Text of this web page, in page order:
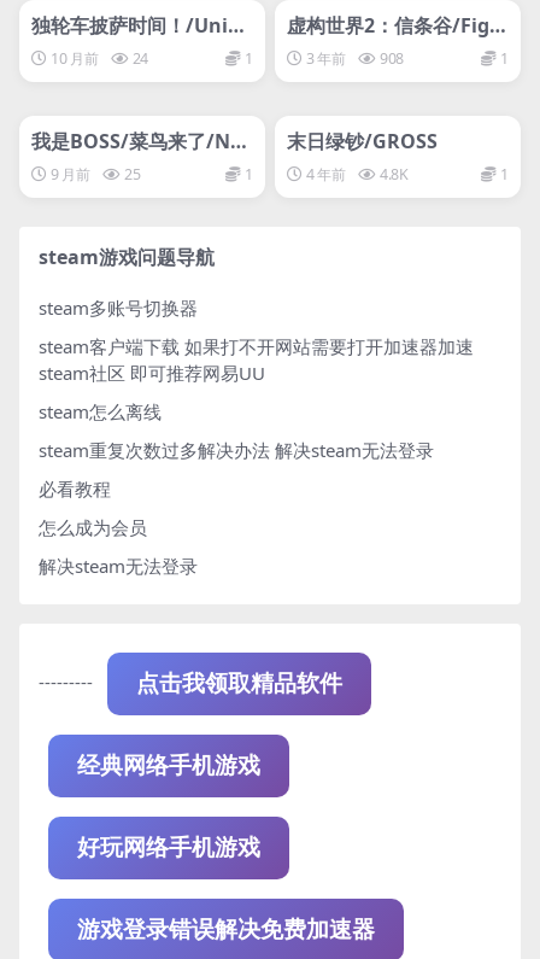
网盘下载游戏
独轮车披萨时间！/Unicy
cle Pizza Time!
10 月前 24 1
网盘下载游戏
虚构世界2：信条谷/Figm
ent 2: Creed Valley
3 年前 908 1
网盘下载游戏
我是BOSS/菜鸟来了/No
obs Are Coming
9 月前 25 1
网盘下载游戏
末日绿钞/GROSS
4 年前 4.8K 1
steam游戏问题导航
steam多账号切换器
steam客户端下载 如果打不开网站需要打开加速器加速
steam社区 即可推荐网易UU
steam怎么离线
steam重复次数过多解决办法 解决steam无法登录
必看教程
怎么成为会员
解决steam无法登录
--------- 点击我领取精品软件
经典网络手机游戏
好玩网络手机游戏
游戏登录错误解决免费加速器